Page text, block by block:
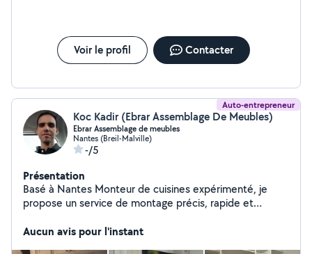
Voir le profil Contacter
Auto-entrepreneur
Koc Kadir (Ebrar Assemblage De Meubles)
Ebrar Assemblage de meubles
Nantes (Breil-Malville)
-/5
Présentation
Basé à Nantes Monteur de cuisines expérimenté, je
propose un service de montage précis, rapide et
finitions propres. 6 69 20 61 15
Aucun avis pour l'instant